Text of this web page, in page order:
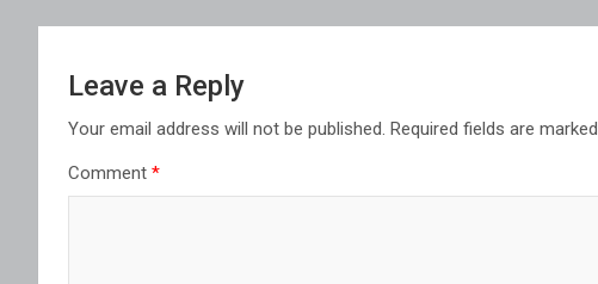
Leave a Reply
Your email address will not be published. Required fields are marked
Comment *